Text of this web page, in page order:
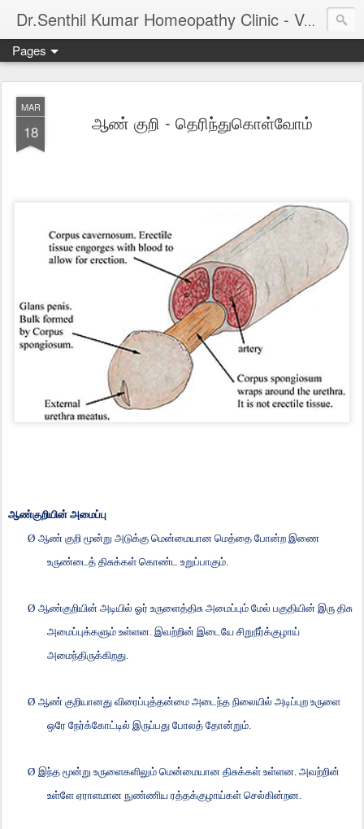
Dr.Senthil Kumar Homeopathy Clinic - Velachery - Panruti - Chennai
Pages
MAR
18 ஆண் குறி - தெரிந்துகொள்வோம்
ஆண்குறியின் அமைப்பு
Ø ஆண் குறி மூன்று அடுக்கு மென்மையான மெத்தை போன்ற இணை
உருண்டைத் திசுக்கள் கொண்ட உறுப்பாகும்.
Ø ஆண்குறியின் அடியில் ஓர் உருளைத்திசு அமைப்பும் மேல் பகுதியின் இரு திசு
அமைப்புக்களும் உள்ளன. இவற்றின் இடையே சிறுநீர்க்குழாய்
அமைந்திருக்கிறது.
Ø ஆண் குறியானது விரைப்புத்தன்மை அடைந்த நிலையில் அடிப்புற உருளை
ஒரே நேர்க்கோட்டில் இருப்பது போலத் தோன்றும்.
Ø இந்த மூன்று உருளைகளிலும் மென்மையான திசுக்கள் உள்ளன. அவற்றின்
உள்ளே ஏராளமான நுண்ணிய ரத்தக்குழாய்கள் செல்கின்றன.